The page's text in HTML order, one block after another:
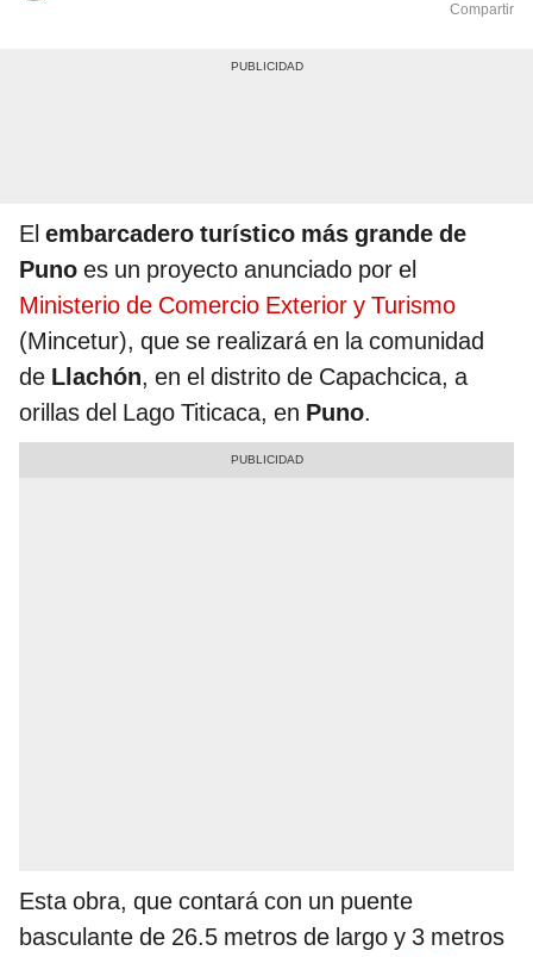
Compartir
El embarcadero turístico más grande de
Puno es un proyecto anunciado por el
Ministerio de Comercio Exterior y Turismo
(Mincetur), que se realizará en la comunidad
de Llachón, en el distrito de Capachcica, a
orillas del Lago Titicaca, en Puno.
Esta obra, que contará con un puente
basculante de 26.5 metros de largo y 3 metros